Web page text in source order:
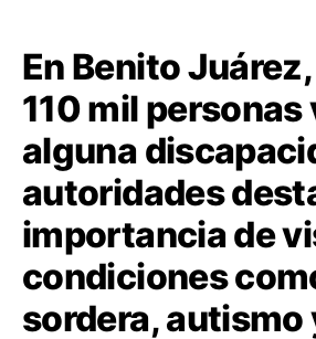
En Benito
110 mil personas
alguna
autoridades
importancia de
condiciones
sordera, autismo